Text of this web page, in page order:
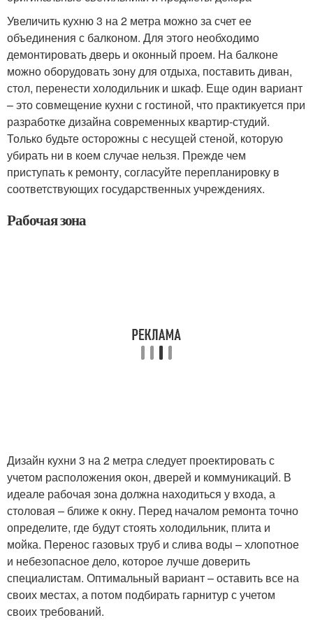
Увеличить кухню 3 на 2 метра можно за счет ее
объединения с балконом. Для этого необходимо
демонтировать дверь и оконный проем. На балконе
можно оборудовать зону для отдыха, поставить диван,
стол, перенести холодильник и шкаф. Еще один вариант
– это совмещение кухни с гостиной, что практикуется при
разработке дизайна современных квартир-студий.
Только будьте осторожны с несущей стеной, которую
убирать ни в коем случае нельзя. Прежде чем
приступать к ремонту, согласуйте перепланировку в
соответствующих государственных учреждениях.
Рабочая зона
Дизайн кухни 3 на 2 метра следует проектировать с
учетом расположения окон, дверей и коммуникаций. В
идеале рабочая зона должна находиться у входа, а
столовая – ближе к окну. Перед началом ремонта точно
определите, где будут стоять холодильник, плита и
мойка. Перенос газовых труб и слива воды – хлопотное
и небезопасное дело, которое лучше доверить
специалистам. Оптимальный вариант – оставить все на
своих местах, а потом подбирать гарнитур с учетом
своих требований.